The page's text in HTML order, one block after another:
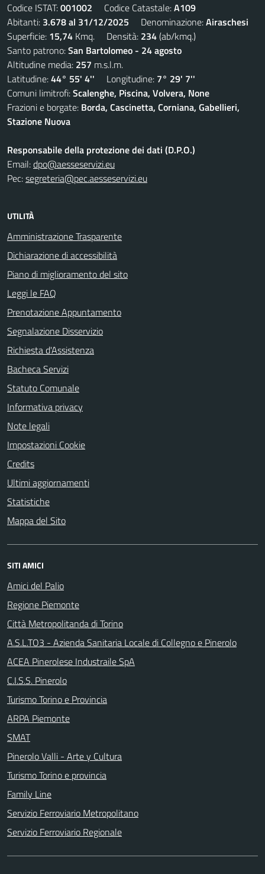
Codice ISTAT:001002 Codice Catastale:A109
Abitanti: 3.678 al 31/12/2025 Denominazione:Airaschesi
Superficie: 15,74 Kmq. Densità: 234(ab/kmq.)
Santo patrono:San Bartolomeo - 24 agosto
Altitudine media: 257 m.s.l.m.
Latitudine:44° 55' 4'' Longitudine: 7° 29' 7''
Comuni limitrofi:Scalenghe, Piscina, Volvera, None
Frazioni e borgate: Borda, Cascinetta, Corniana, Gabellieri,
Stazione Nuova
Responsabile della protezione dei dati (D.P.O.)
Email:dpo@aesseservizi.eu
Pec:segreteria@pec.aesseservizi.eu
UTILITÀ
Amministrazione Trasparente
Dichiarazione di accessibilità
Piano di miglioramento del sito
Leggi le FAQ
Prenotazione Appuntamento
Segnalazione Disservizio
Richiesta d'Assistenza
Bacheca Servizi
Statuto Comunale
Informativa privacy
Note legali
Impostazioni Cookie
Credits
Ultimi aggiornamenti
Statistiche
Mappa del Sito
SITI AMICI
Amici del Palio
Regione Piemonte
Città Metropolitanda di Torino
A.S.L.TO3 - Azienda Sanitaria Locale di Collegno e Pinerolo
ACEA Pinerolese Industraile SpA
C.I.S.S. Pinerolo
Turismo Torino e Provincia
ARPA Piemonte
SMAT
Pinerolo Valli - Arte y Cultura
Turismo Torino e provincia
Family Line
Servizio Ferroviario Metropolitano
Servizio Ferroviario Regionale